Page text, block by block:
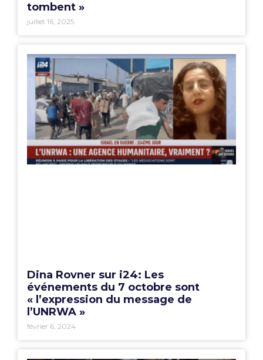
tombent »
juillet 16, 2025
Dina Rovner sur i24: Les
événements du 7 octobre sont
« l’expression du message de
l’UNRWA »
février 6, 2024